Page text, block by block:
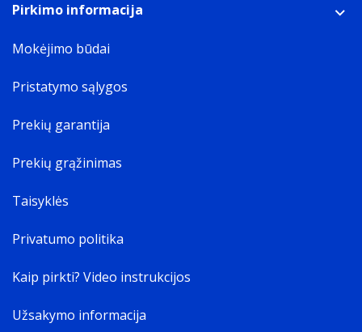
Pirkimo informacija
Mokėjimo būdai
Pristatymo sąlygos
Prekių garantija
Prekių grąžinimas
Taisyklės
Privatumo politika
Kaip pirkti? Video instrukcijos
Užsakymo informacija